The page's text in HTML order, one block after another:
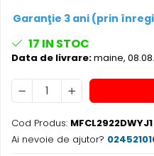
Garanţie 3 ani (prin
17 IN STOC
Data de livrare:maine,
Cod Produs: MFCL2922DWYJ1
Ai nevoie de ajutor?